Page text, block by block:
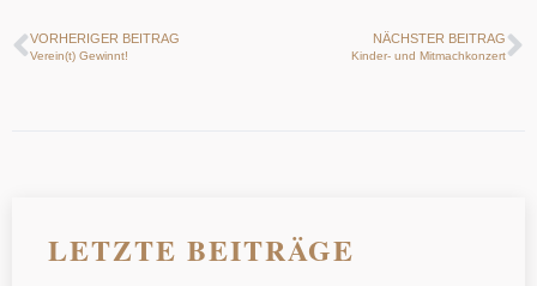
VORHERIGER BEITRAG
Verein(t) Gewinnt!
NÄCHSTER BEITRAG
Kinder- und Mitmachkonzert
LETZTE BEITRÄGE